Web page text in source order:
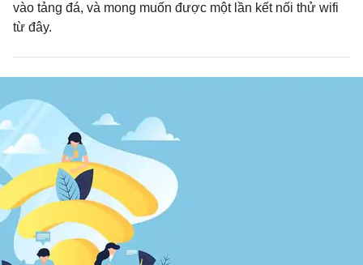
vào tảng đá, và mong muốn được một lần kết nối thử wifi
từ đây.